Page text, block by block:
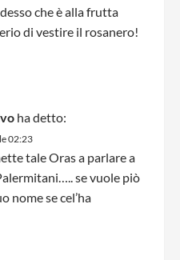
che è alla frutta
di vestire il rosanero!
ha detto:
02:23
tale Oras a parlare a
se vuole piò
nome se cel’ha